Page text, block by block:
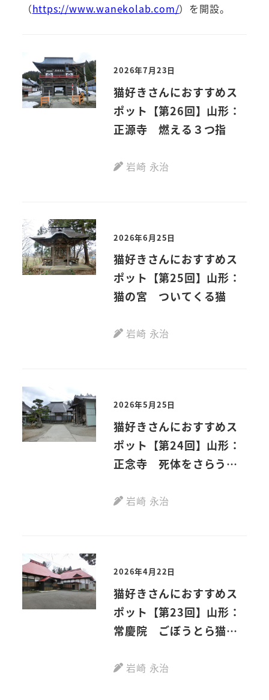
（https://www.wanekolab.com/）を開設。
2026年7月23日
猫好きさんにおすすめス
ポット【第26回】山形：
正源寺 燃える３つ指
岩崎 永治
2026年6月25日
猫好きさんにおすすめス
ポット【第25回】山形：
猫の宮 ついてくる猫
岩崎 永治
2026年5月25日
猫好きさんにおすすめス
ポット【第24回】山形：
正念寺 死体をさらう手
岩崎 永治
2026年4月22日
猫好きさんにおすすめス
ポット【第23回】山形：
常慶院 ごぼうとら猫の
岩崎 永治